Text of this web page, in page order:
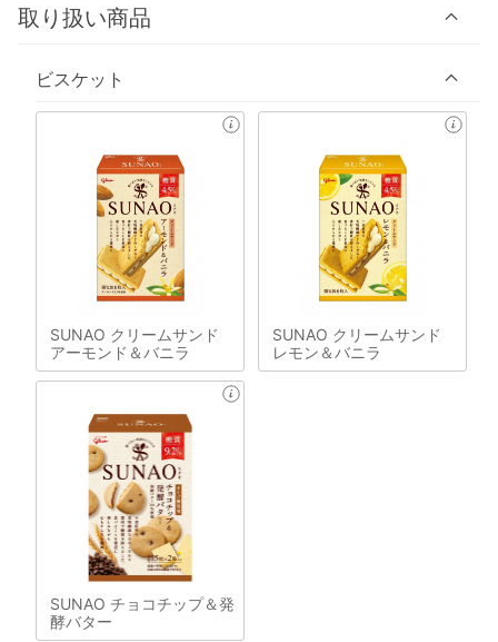
取り扱い商品
ビスケット
SUNAO クリームサンド
アーモンド＆バニラ
SUNAO クリームサンド
レモン＆バニラ
SUNAO チョコチップ＆発
酵バター